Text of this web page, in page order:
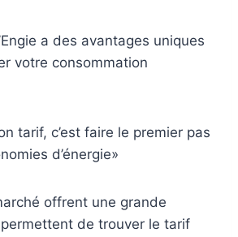
a des avantages uniques
votre consommation
tarif, c’est faire le premier pas
d’énergie»
offrent une grande
de trouver le tarif